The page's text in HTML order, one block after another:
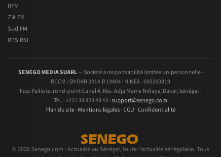
RFM
Zik FM
Sud FM
RTS RSI
SENEGO MEDIA SUARL— Société à responsabilité limitée unipersonnelle ·
RCCM : SN DKR 2014.B 19404 · NINEA : 005263819
Fass Paillote, rond-point Canal 4, Rés. Adja Mame Ndiaye, Dakar, Sénégal ·
Tél. : +221 33 823 43 43 ·support@senego.com
Plan du site· Mentions légales·CGU ·Confidentialité
© 2026 Senego.com : Actualité au Sénégal, toute l'actualité sénégalaise. Tous